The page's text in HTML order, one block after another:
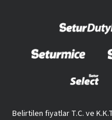
Belirtilen fiyatlar T.C. ve